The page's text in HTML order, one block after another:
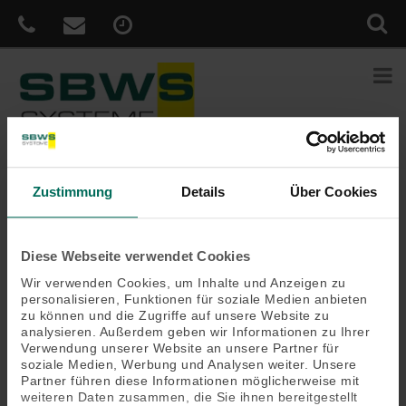
Zustimmung Details Über Cookies
Diese Webseite verwendet Cookies
Wir verwenden Cookies, um Inhalte und Anzeigen zu
personalisieren, Funktionen für soziale Medien anbieten
zu können und die Zugriffe auf unsere Website zu
analysieren. Außerdem geben wir Informationen zu Ihrer
Verwendung unserer Website an unsere Partner für
soziale Medien, Werbung und Analysen weiter. Unsere
Partner führen diese Informationen möglicherweise mit
weiteren Daten zusammen, die Sie ihnen bereitgestellt
Anleitungen
Hier finden Sie unsere ausführlichen Anleitungen rund um unsere
Produkte:
Anleitung Einbau-Rolladen